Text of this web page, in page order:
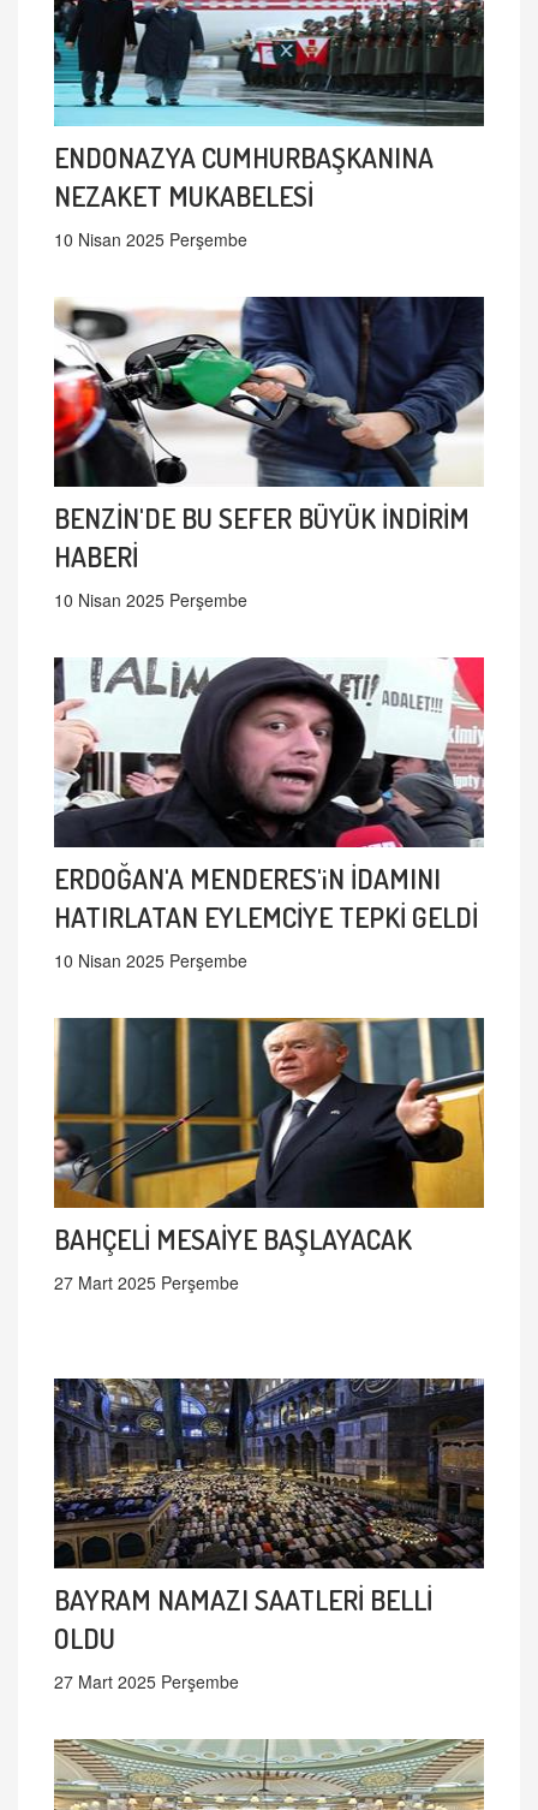
ENDONAZYA CUMHURBAŞKANINA
NEZAKET MUKABELESİ
10 Nisan 2025 Perşembe
BENZİN'DE BU SEFER BÜYÜK İNDİRİM
HABERİ
10 Nisan 2025 Perşembe
ERDOĞAN'A MENDERES'iN İDAMINI
HATIRLATAN EYLEMCİYE TEPKİ GELDİ
10 Nisan 2025 Perşembe
BAHÇELİ MESAİYE BAŞLAYACAK
27 Mart 2025 Perşembe
BAYRAM NAMAZI SAATLERİ BELLİ
OLDU
27 Mart 2025 Perşembe